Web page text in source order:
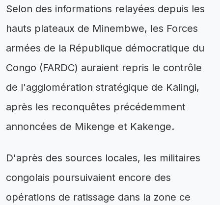
Selon des informations relayées depuis les
hauts plateaux de Minembwe, les Forces
armées de la République démocratique du
Congo (FARDC) auraient repris le contrôle
de l'agglomération stratégique de Kalingi,
après les reconquêtes précédemment
annoncées de Mikenge et Kakenge.
D'après des sources locales, les militaires
congolais poursuivaient encore des
opérations de ratissage dans la zone ce